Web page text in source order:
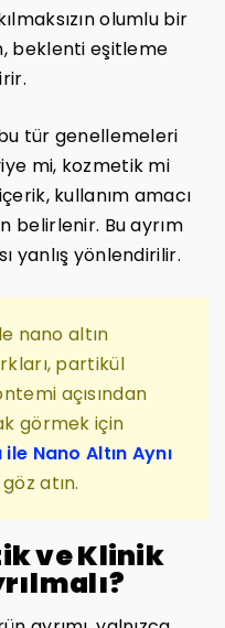
olumlu bir
beklenti eşitleme
tür genellemeleri
mi, kozmetik mi
kullanım amacı
belirlenir. Bu ayrım
yanlış yönlendirilir.
nano altın
partikül
açısından
görmek için
Nano Altın Aynı
atın.
ve Klinik